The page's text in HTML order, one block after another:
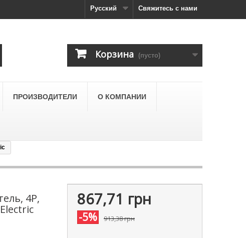
Свяжитесь с нами
Русский
Корзина (пусто)
ПРОИЗВОДИТЕЛИ О КОМПАНИИ
4Р,
867,71 грн
-5% 913,38 грн